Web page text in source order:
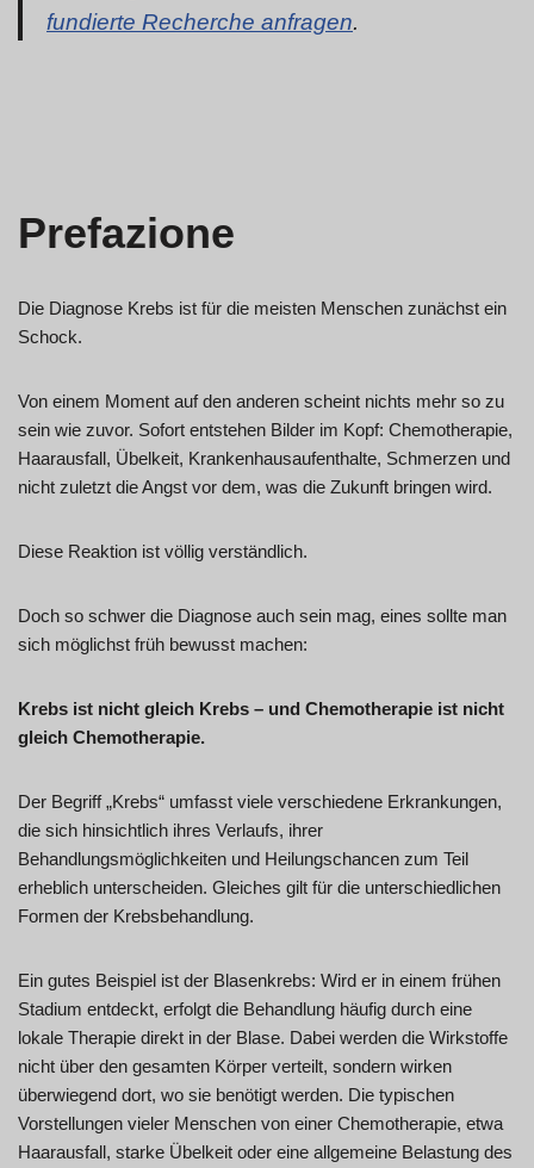
fundierte Recherche anfragen.
Prefazione
Die Diagnose Krebs ist für die meisten Menschen zunächst ein
Schock.
Von einem Moment auf den anderen scheint nichts mehr so zu
sein wie zuvor. Sofort entstehen Bilder im Kopf: Chemotherapie,
Haarausfall, Übelkeit, Krankenhausaufenthalte, Schmerzen und
nicht zuletzt die Angst vor dem, was die Zukunft bringen wird.
Diese Reaktion ist völlig verständlich.
Doch so schwer die Diagnose auch sein mag, eines sollte man
sich möglichst früh bewusst machen:
Krebs ist nicht gleich Krebs – und Chemotherapie ist nicht
gleich Chemotherapie.
Der Begriff „Krebs“ umfasst viele verschiedene Erkrankungen,
die sich hinsichtlich ihres Verlaufs, ihrer
Behandlungsmöglichkeiten und Heilungschancen zum Teil
erheblich unterscheiden. Gleiches gilt für die unterschiedlichen
Formen der Krebsbehandlung.
Ein gutes Beispiel ist der Blasenkrebs: Wird er in einem frühen
Stadium entdeckt, erfolgt die Behandlung häufig durch eine
lokale Therapie direkt in der Blase. Dabei werden die Wirkstoffe
nicht über den gesamten Körper verteilt, sondern wirken
überwiegend dort, wo sie benötigt werden. Die typischen
Vorstellungen vieler Menschen von einer Chemotherapie, etwa
Haarausfall, starke Übelkeit oder eine allgemeine Belastung des